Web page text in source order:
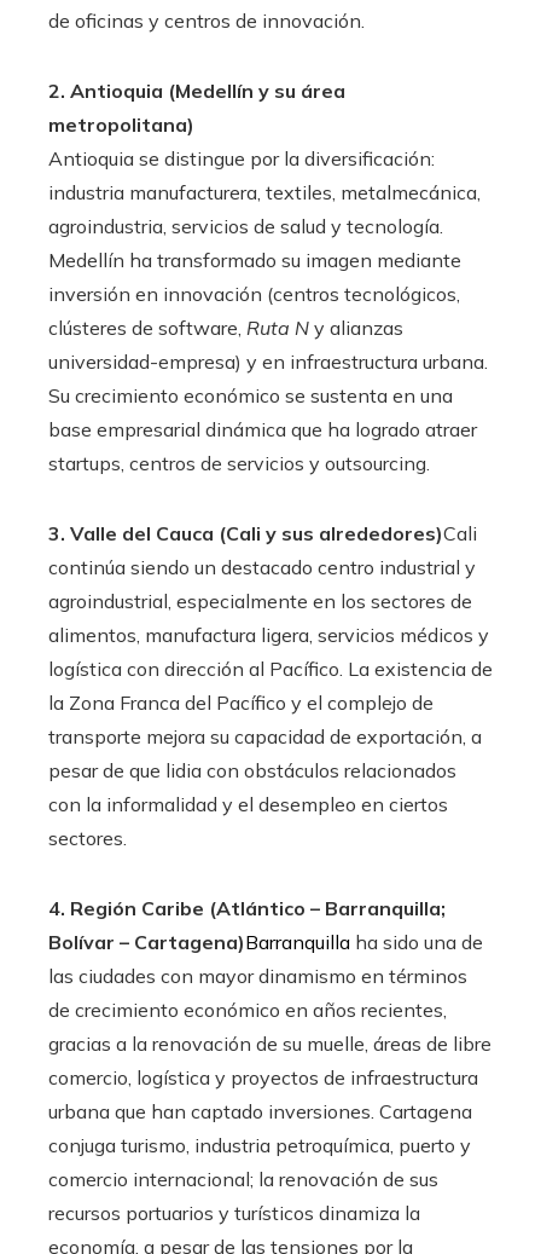
de oficinas y centros de innovación.
2. Antioquia (Medellín y su área
metropolitana)
Antioquia se distingue por la diversificación:
industria manufacturera, textiles, metalmecánica,
agroindustria, servicios de salud y tecnología.
Medellín ha transformado su imagen mediante
inversión en innovación (centros tecnológicos,
clústeres de software, Ruta N y alianzas
universidad-empresa) y en infraestructura urbana.
Su crecimiento económico se sustenta en una
base empresarial dinámica que ha logrado atraer
startups, centros de servicios y outsourcing.
3. Valle del Cauca (Cali y sus alrededores)Cali
continúa siendo un destacado centro industrial y
agroindustrial, especialmente en los sectores de
alimentos, manufactura ligera, servicios médicos y
logística con dirección al Pacífico. La existencia de
la Zona Franca del Pacífico y el complejo de
transporte mejora su capacidad de exportación, a
pesar de que lidia con obstáculos relacionados
con la informalidad y el desempleo en ciertos
sectores.
4. Región Caribe (Atlántico – Barranquilla;
Bolívar – Cartagena)Barranquilla ha sido una de
las ciudades con mayor dinamismo en términos
de crecimiento económico en años recientes,
gracias a la renovación de su muelle, áreas de libre
comercio, logística y proyectos de infraestructura
urbana que han captado inversiones. Cartagena
conjuga turismo, industria petroquímica, puerto y
comercio internacional; la renovación de sus
recursos portuarios y turísticos dinamiza la
economía, a pesar de las tensiones por la